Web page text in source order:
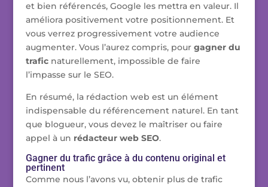
et bien référencés, Google les mettra en valeur. Il
améliora positivement votre positionnement. Et
vous verrez progressivement votre audience
augmenter. Vous l’aurez compris, pour gagner du
traficnaturellement, impossible de faire
l’impasse sur le SEO.
En résumé, la rédaction web est un élément
indispensable du référencement naturel. En tant
que blogueur, vous devez le maîtriser ou faire
appel à un rédacteur web SEO.
Gagner du trafic grâce à du contenu original et
pertinent
Comme nous l’avons vu, obtenir plus de trafic